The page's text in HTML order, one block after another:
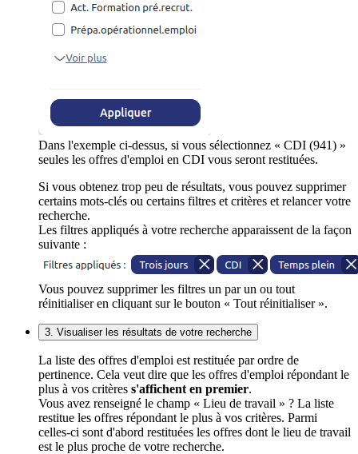
Dans l'exemple ci-dessus, si vous sélectionnez « CDI (941) »
seules les offres d'emploi en CDI vous seront restituées.
Si vous obtenez trop peu de résultats, vous pouvez supprimer
certains mots-clés ou certains filtres et critères et relancer votre
recherche.
Les filtres appliqués à votre recherche apparaissent de la façon
suivante :
Vous pouvez supprimer les filtres un par un ou tout
réinitialiser en cliquant sur le bouton « Tout réinitialiser ».
3. Visualiser les résultats de votre recherche
La liste des offres d'emploi est restituée par ordre de
pertinence. Cela veut dire que les offres d'emploi répondant le
plus à vos critères s'affichent en premier.
Vous avez renseigné le champ « Lieu de travail » ? La liste
restitue les offres répondant le plus à vos critères. Parmi
celles-ci sont d'abord restituées les offres dont le lieu de travail
est le plus proche de votre recherche.